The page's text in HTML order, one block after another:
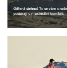
Odřená stehna? To se vám s
postarají o maximální komfort.